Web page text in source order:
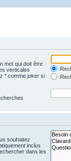
mot qui doit être
verticales
* comme joker si
souhaitez
inclus
dans les